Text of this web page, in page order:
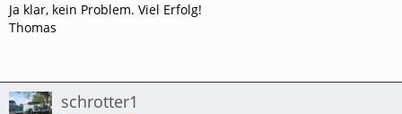
Ja klar, kein Problem. Viel Erfolg!
Thomas
schrotter1